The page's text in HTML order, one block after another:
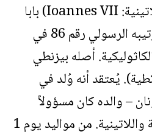
البابا يوحنا السابع (باللاتينية: Ioannes VII) بابا
الكنيسة الكاثوليكية. ترتيبه الرسولي رقم 86 في
أصله بيزنطي
يُعتقد أنه وُلد في
– والده كان مسؤولاً
بيزنطياً تحدث اليونانية واللاتينية. من مواليد يوم 1